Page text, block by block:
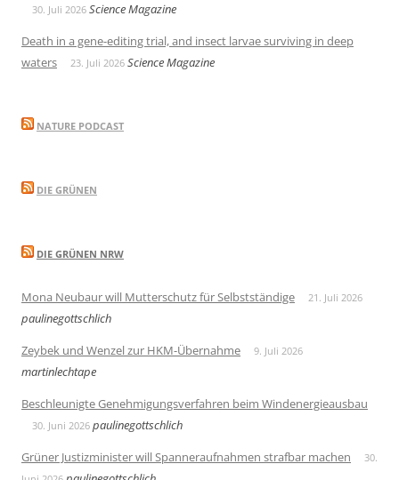
30. Juli 2026 Science Magazine
Death in a gene-editing trial, and insect larvae surviving in deep
waters
23. Juli 2026 Science Magazine
NATURE PODCAST
DIE GRÜNEN
DIE GRÜNEN NRW
Mona Neubaur will Mutterschutz für Selbstständige 21. Juli 2026
paulinegottschlich
Zeybek und Wenzel zur HKM-Übernahme
9. Juli 2026
martinlechtape
Beschleunigte Genehmigungsverfahren beim Windenergieausbau
30. Juni 2026 paulinegottschlich
Grüner Justizminister will Spanneraufnahmen strafbar machen
30.